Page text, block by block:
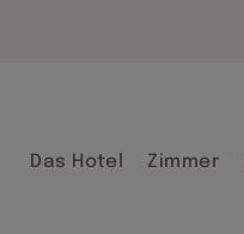
Das Hotel Zimmer